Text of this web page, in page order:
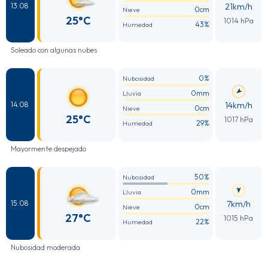
13.08
25°C
Nieve 0cm
Humedad 43%
21km/h
1014 hPa
Soleado con algunas nubes
14.08
25°C
Nubosidad 0%
Lluvia 0mm
Nieve 0cm
Humedad 29%
14km/h
1017 hPa
Mayormente despejado
15.08
27°C
Nubosidad 50%
Lluvia 0mm
Nieve 0cm
Humedad 22%
7km/h
1015 hPa
Nubosidad moderada